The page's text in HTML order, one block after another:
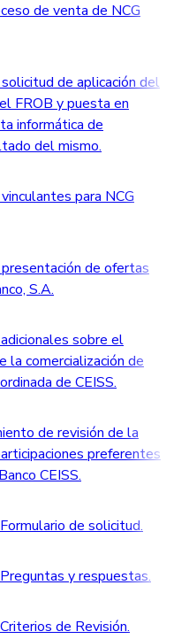
de venta de NCG
de aplicación del
FROB y puesta en
informática de
del mismo.
para NCG
de ofertas
S.A.
sobre el
la comercialización de
de CEISS.
de revisión de la
preferentes
CEISS.
de solicitud.
y respuestas.
de Revisión.